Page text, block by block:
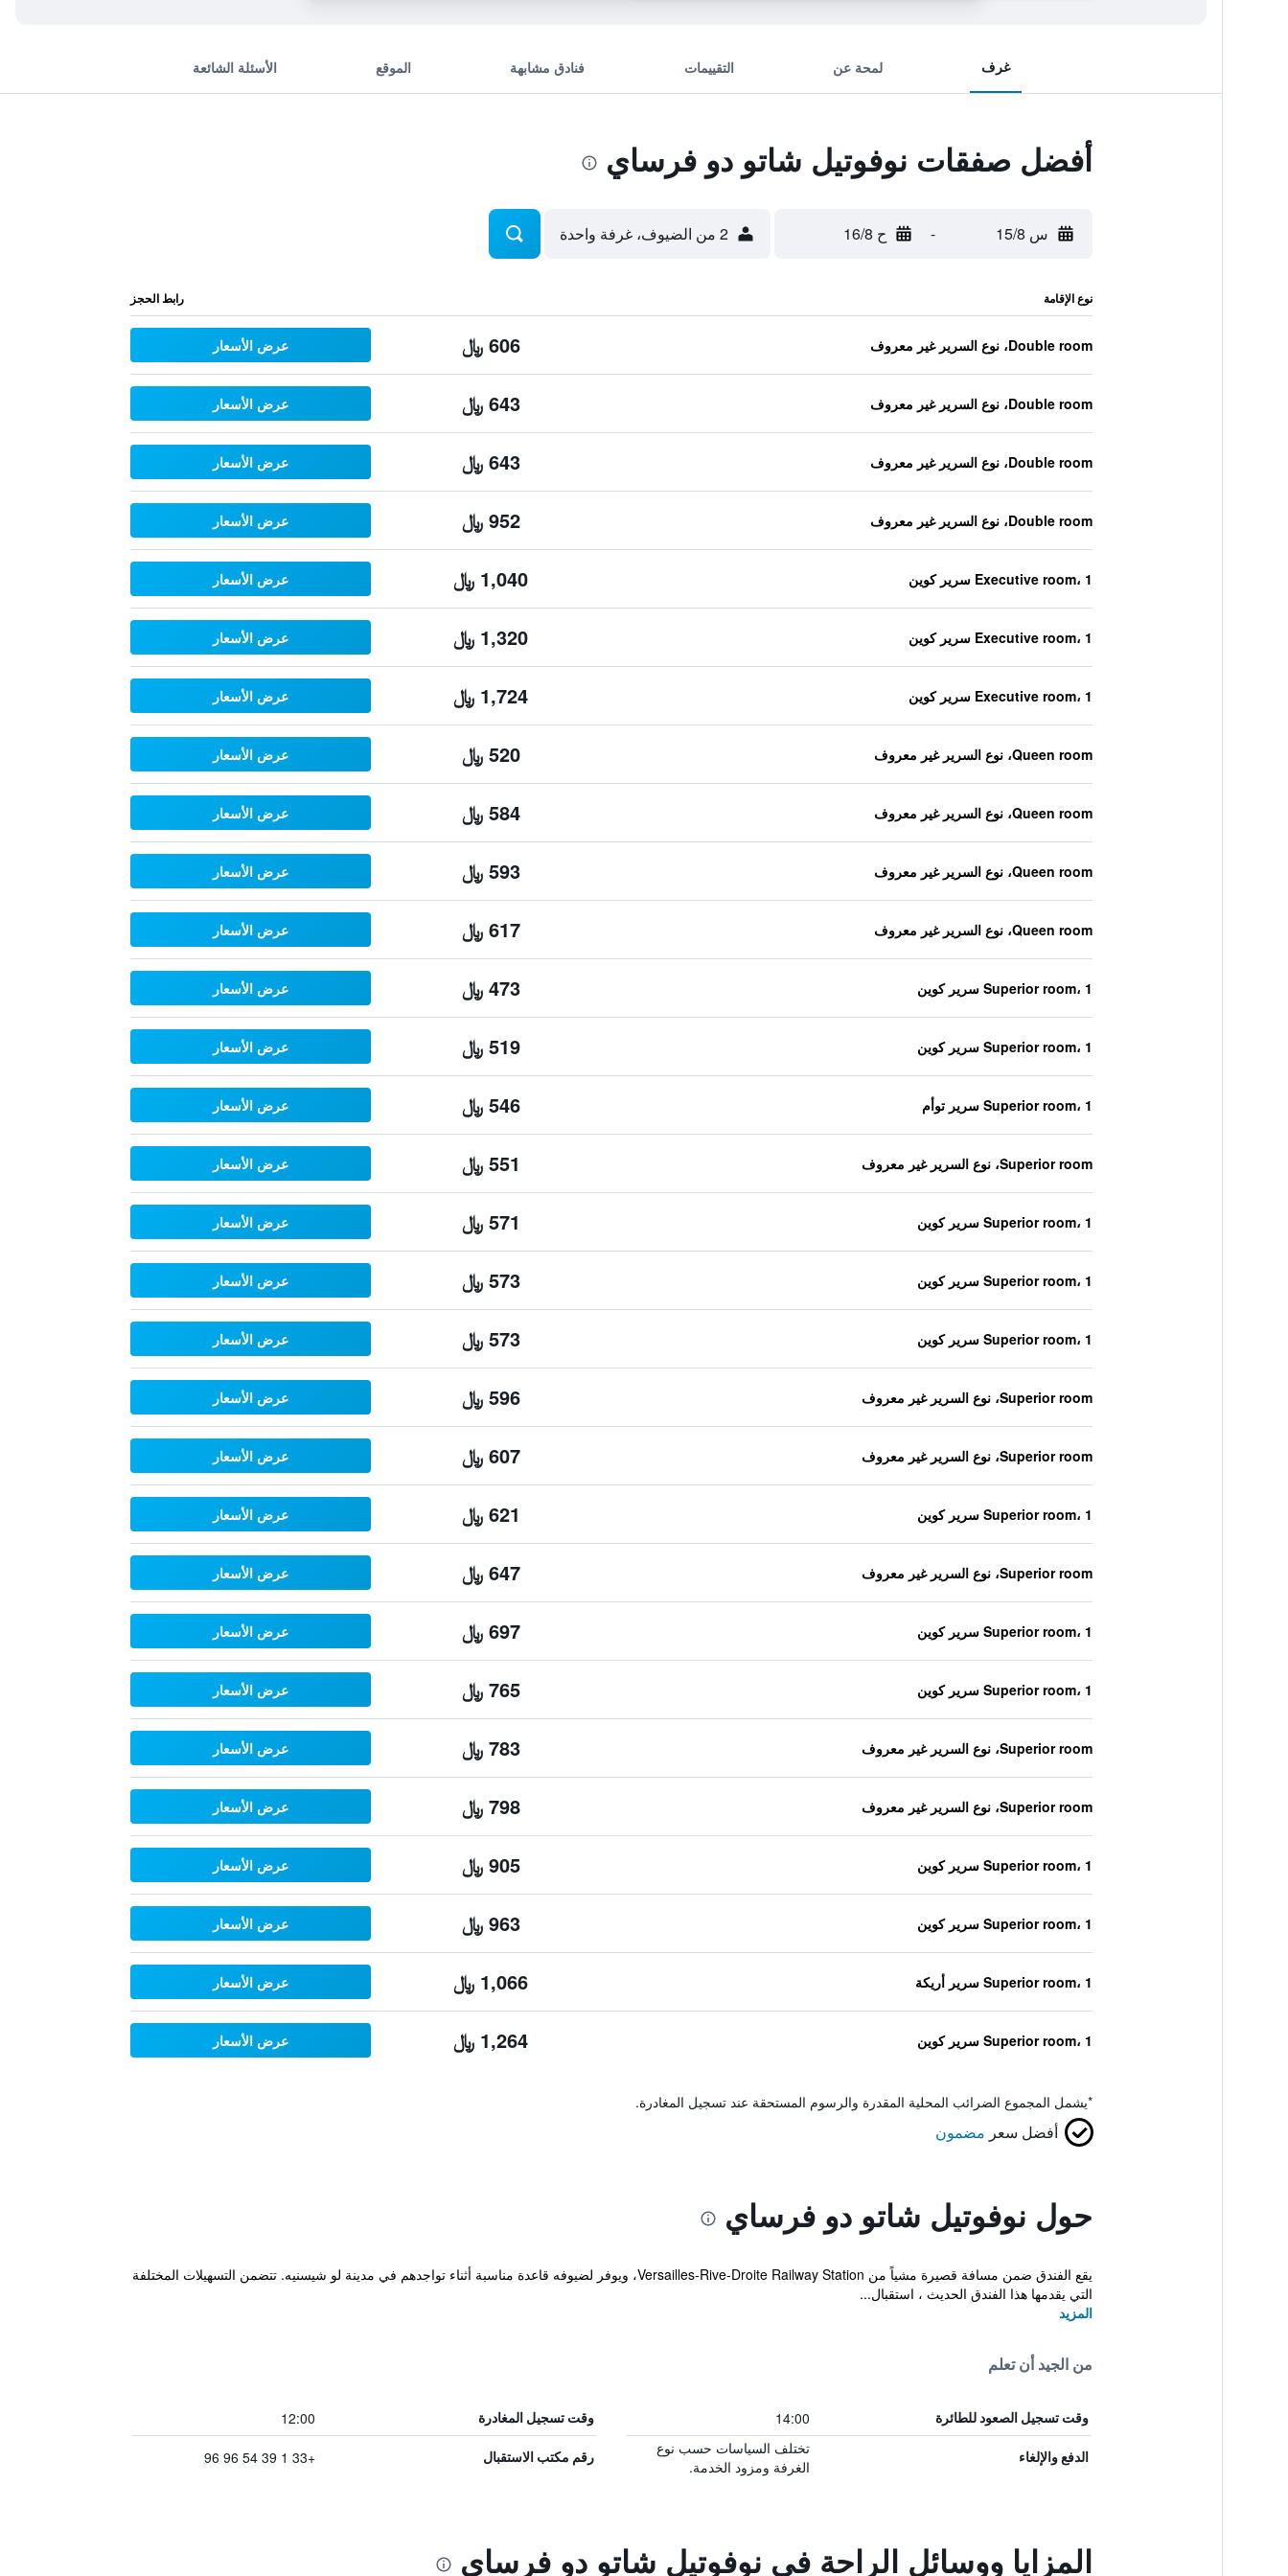
غرف لمحة عن التقييمات فنادق مشابهة الموقع الأسئلة الشائعة
أفضل صفقات نوفوتيل شاتو دو فرساي
س 15/8 - ح 16/8 2 من الضيوف، غرفة واحدة
نوع الإقامة رابط الحجز
Double room، نوع السرير غير معروف 606 ﷼ عرض الأسعار
Double room، نوع السرير غير معروف 643 ﷼ عرض الأسعار
Double room، نوع السرير غير معروف 643 ﷼ عرض الأسعار
Double room، نوع السرير غير معروف 952 ﷼ عرض الأسعار
Executive room، 1 سرير كوين 1,040 ﷼ عرض الأسعار
Executive room، 1 سرير كوين 1,320 ﷼ عرض الأسعار
Executive room، 1 سرير كوين 1,724 ﷼ عرض الأسعار
Queen room، نوع السرير غير معروف 520 ﷼ عرض الأسعار
Queen room، نوع السرير غير معروف 584 ﷼ عرض الأسعار
Queen room، نوع السرير غير معروف 593 ﷼ عرض الأسعار
Queen room، نوع السرير غير معروف 617 ﷼ عرض الأسعار
Superior room، 1 سرير كوين 473 ﷼ عرض الأسعار
Superior room، 1 سرير كوين 519 ﷼ عرض الأسعار
Superior room، 1 سرير توأم 546 ﷼ عرض الأسعار
Superior room، نوع السرير غير معروف 551 ﷼ عرض الأسعار
Superior room، 1 سرير كوين 571 ﷼ عرض الأسعار
Superior room، 1 سرير كوين 573 ﷼ عرض الأسعار
Superior room، 1 سرير كوين 573 ﷼ عرض الأسعار
Superior room، نوع السرير غير معروف 596 ﷼ عرض الأسعار
Superior room، نوع السرير غير معروف 607 ﷼ عرض الأسعار
Superior room، 1 سرير كوين 621 ﷼ عرض الأسعار
Superior room، نوع السرير غير معروف 647 ﷼ عرض الأسعار
Superior room، 1 سرير كوين 697 ﷼ عرض الأسعار
Superior room، 1 سرير كوين 765 ﷼ عرض الأسعار
Superior room، نوع السرير غير معروف 783 ﷼ عرض الأسعار
Superior room، نوع السرير غير معروف 798 ﷼ عرض الأسعار
Superior room، 1 سرير كوين 905 ﷼ عرض الأسعار
Superior room، 1 سرير كوين 963 ﷼ عرض الأسعار
Superior room، 1 سرير أريكة 1,066 ﷼ عرض الأسعار
Superior room، 1 سرير كوين 1,264 ﷼ عرض الأسعار
*يشمل المجموع الضرائب المحلية المقدرة والرسوم المستحقة عند تسجيل المغادرة.
أفضل سعر مضمون
حول نوفوتيل شاتو دو فرساي
يقع الفندق ضمن مسافة قصيرة مشياً من Versailles-Rive-Droite Railway Station، ويوفر لضيوفه قاعدة مناسبة أثناء تواجدهم في مدينة لو شيسنيه. تتضمن التسهيلات المختلفة
التي يقدمها هذا الفندق الحديث ، استقبال...
المزيد
من الجيد أن تعلم
وقت تسجيل الصعود للطائرة 14:00 وقت تسجيل المغادرة 12:00
الدفع والإلغاء
تختلف السياسات حسب نوع
الغرفة ومزود الخدمة.
رقم مكتب الاستقبال +33 1 39 54 96 96
المزايا ووسائل الراحة في نوفوتيل شاتو دو فرساي